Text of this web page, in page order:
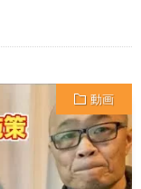
動画